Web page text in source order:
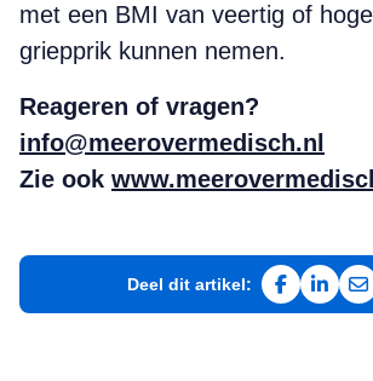
met een BMI van veertig of
griepprik kunnen nemen.
Reageren of vragen?
info@meerovermedisch.nl
Zie ook
Deel dit artikel:
Deel op
Deel